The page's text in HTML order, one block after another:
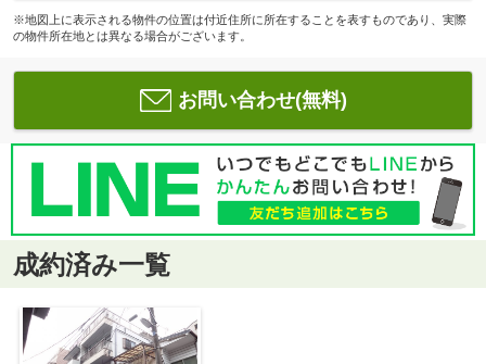
※地図上に表示される物件の位置は付近住所に所在することを表すものであり、実際
の物件所在地とは異なる場合がございます。
お問い合わせ(無料)
成約済み一覧